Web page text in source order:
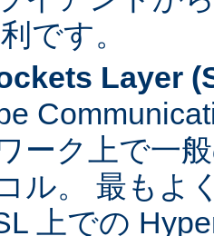
です。
Layer
ーク上で一
ル。 最もよ
上での